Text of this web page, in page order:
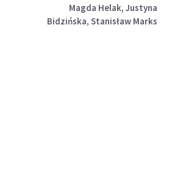
Magda Helak, Justyna
Bidzińska, Stanisław Marks